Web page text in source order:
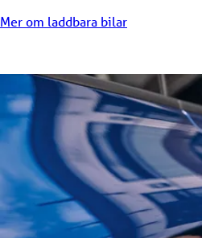
Mer om laddbara bilar